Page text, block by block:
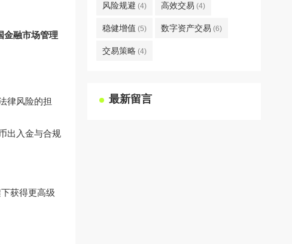
金融市场管理
律风险的担
出入金与合规
获得更高级
风险规避 (4) 高效交易 (4)
稳健增值 (5) 数字资产交易 (6)
交易策略 (4)
最新留言